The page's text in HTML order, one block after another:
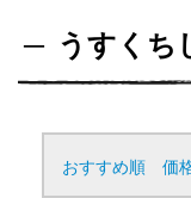
うすくち
おすすめ順 価